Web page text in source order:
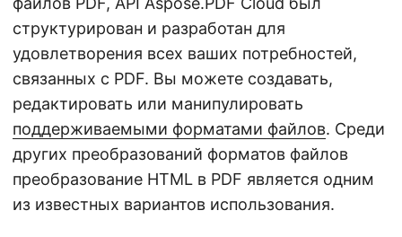
структурирован и разработан для
удовлетворения всех ваших потребностей,
связанных с PDF. Вы можете создавать,
редактировать или манипулировать
поддерживаемыми форматами файлов. Среди
других преобразований форматов файлов
преобразование HTML в PDF является одним
из известных вариантов использования.